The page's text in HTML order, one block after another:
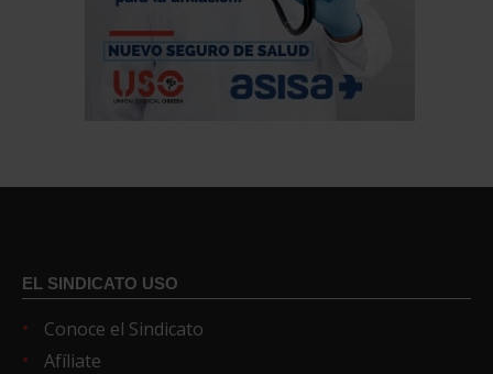
EL SINDICATO USO
Conoce el Sindicato
Afíliate